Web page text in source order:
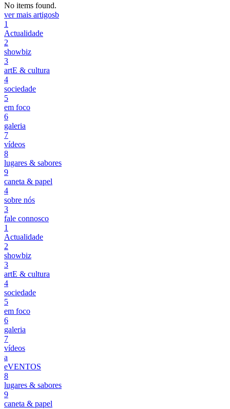
No items found.
ver mais artigosb
1
Actualidade
2
showbiz
3
artE & cultura
4
sociedade
5
em foco
6
galeria
7
vídeos
8
lugares & sabores
9
caneta & papel
4
sobre nós
3
fale connosco
1
Actualidade
2
showbiz
3
artE & cultura
4
sociedade
5
em foco
6
galeria
7
vídeos
a
eVENTOS
8
lugares & sabores
9
caneta & papel